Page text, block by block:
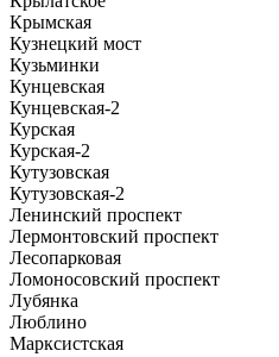
Крымская
Кузнецкий мост
Кузьминки
Кунцевская
Кунцевская-2
Курская
Курская-2
Кутузовская
Кутузовская-2
Ленинский проспект
Лермонтовский проспект
Лесопарковая
Ломоносовский проспект
Лубянка
Люблино
Марксистская